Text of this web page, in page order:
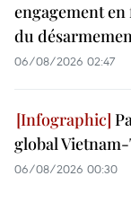
engagement
du
06/08/2026 02:47
global
06/08/2026 00:30